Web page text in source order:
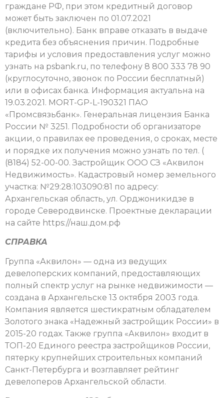
граждане РФ, при этом кредитный договор
может быть заключен по 01.07.2021
(включительно). Банк вправе отказать в выдаче
кредита без объяснения причин. Подробные
тарифы и условия предоставления услуг можно
узнать на psbank.ru, по телефону 8 800 333 78 90
(круглосуточно, звонок по России бесплатный)
или в офисах банка. Информация актуальна на
19.03.2021. MORT-GP-L-190321 ПАО
«Промсвязьбанк». Генеральная лицензия Банка
России № 3251. Подробности об организаторе
акции, о правилах ее проведения, о сроках, месте
и порядке их получения можно узнать по тел. (
(8184) 52-00-00. Застройщик ООО СЗ «Аквилон
Недвижимость». Кадастровый номер земельного
участка: №29:28:103090:81 по адресу:
Архангельская область, ул. Орджоникидзе в
городе Северодвинске. Проектные декларации
на сайте https://наш.дом.рф
СПРАВКА
Группа «Аквилон» — одна из ведущих
девелоперских компаний, предоставляющих
полный спектр услуг на рынке недвижимости —
создана в Архангельске 13 октября 2003 года.
Компания является шестикратным обладателем
Золотого знака «Надежный застройщик России» в
2015-20 годах. Также группа «Аквилон» входит в
ТОП-20 Единого реестра застройщиков России,
пятерку крупнейших строительных компаний
Санкт-Петербурга и возглавляет рейтинг
девелоперов Архангельской области.